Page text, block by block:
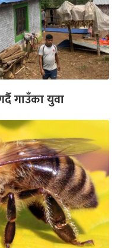
गाउँका युवा